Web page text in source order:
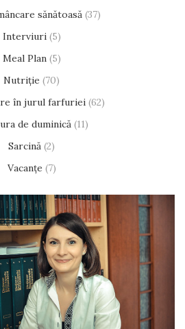
sănătoasă(37)
Interviuri(5)
Meal Plan(5)
Nutriție (70)
în jurul farfuriei (62)
de duminică (11)
Sarcină (2)
Vacanțe (7)